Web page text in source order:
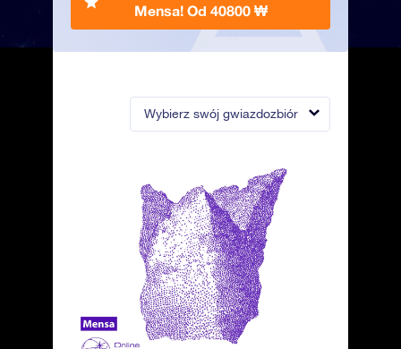
Wybierz swój gwiazdozbiór
Mensa! Od 40800 ₩